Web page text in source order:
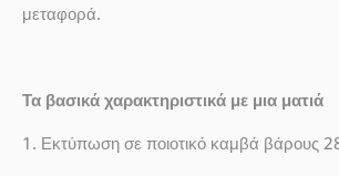
μεταφορά.
Τα βασικά χαρακτηριστικά με μια ματιά
1. Εκτύπωση σε ποιοτικό καμβά βάρους